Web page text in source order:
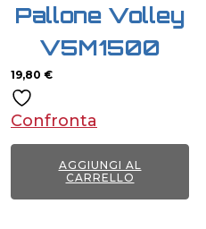
Pallone Volley
V5M1500
19,80 €
Confronta
AGGIUNGI AL
CARRELLO